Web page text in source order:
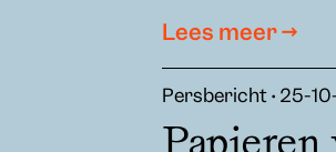
Lees meer →
Persbericht • 25-
Papieren